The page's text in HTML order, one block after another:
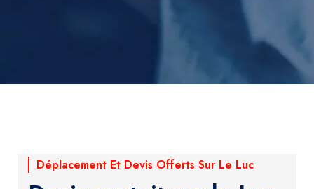
Déplacement Et Devis Offerts Sur Le Luc